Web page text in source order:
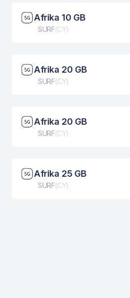
Brzina mreže: 5G
Afrika 10 GB
Tip eSIM kartice
SURF(CY)
Brzina mreže: 5G
Afrika 20 GB
Tip eSIM kartice
SURF(CY)
Brzina mreže: 5G
Afrika 20 GB
Tip eSIM kartice
SURF(CY)
Brzina mreže: 5G
Afrika 25 GB
Tip eSIM kartice
SURF(CY)